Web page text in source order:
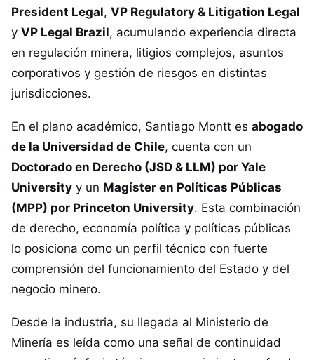
President Legal, VP Regulatory & Litigation Legal
y VP Legal Brazil, acumulando experiencia directa
en regulación minera, litigios complejos, asuntos
corporativos y gestión de riesgos en distintas
jurisdicciones.
En el plano académico, Santiago Montt es abogado
de la Universidad de Chile, cuenta con un
Doctorado en Derecho (JSD & LLM) por Yale
University y un Magíster en Políticas Públicas
(MPP) por Princeton University. Esta combinación
de derecho, economía política y políticas públicas
lo posiciona como un perfil técnico con fuerte
comprensión del funcionamiento del Estado y del
negocio minero.
Desde la industria, su llegada al Ministerio de
Minería es leída como una señal de continuidad